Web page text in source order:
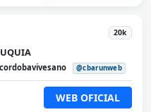
20k
@cbarunweb
WEB OFICIAL